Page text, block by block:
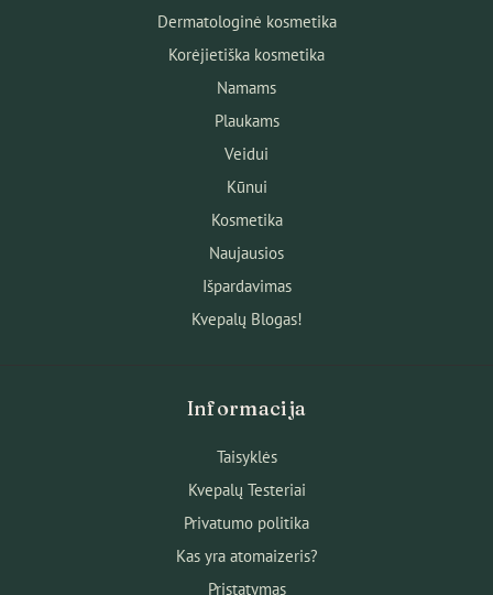
Dermatologinė kosmetika
Korėjietiška kosmetika
Namams
Plaukams
Veidui
Kūnui
Kosmetika
Naujausios
Išpardavimas
Kvepalų Blogas!
Informacija
Taisyklės
Kvepalų Testeriai
Privatumo politika
Kas yra atomaizeris?
Pristatymas